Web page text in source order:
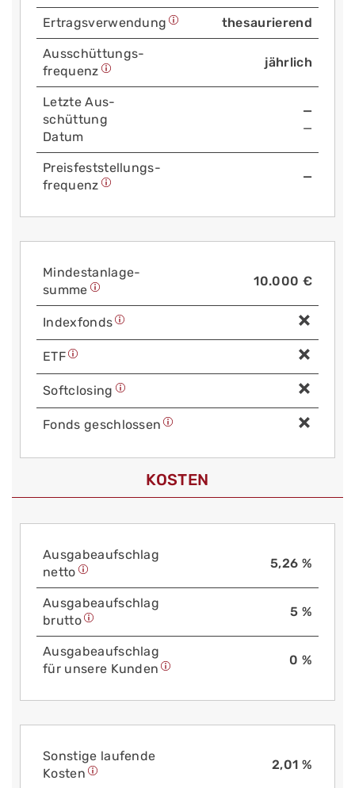
Ertrags­verwendung thesaurierend
Aus­schüttungs­
frequenz
jährlich
Letzte Aus­
schüttung
Datum
—
—
Preis­fest­stellungs­
frequenz
—
Mindest­anlage­
summe
10.000 €
Index­fonds
ETF
Soft­closing
Fonds geschlossen
KOSTEN
Aus­gabe­auf­schlag
netto
5,26 %
Aus­gabe­auf­schlag
brutto
5 %
Aus­gabe­auf­schlag
für unsere Kunden
0 %
Sonstige laufende
Kosten
2,01 %